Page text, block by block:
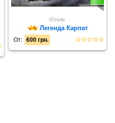
Отель
Легенда Карпат
От: 600 грн.